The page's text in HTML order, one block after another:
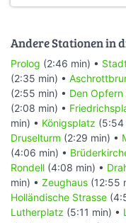
Andere Stationen in
Prolog (2:46 min) •
(2:35 min) •
(2:55 min) • Den
(2:08 min) •
min) • Königsplatz (5:54
Druselturm (2:29 min) •
(4:06 min) •
Rondell (4:08 min) •
min) • Zeughaus (12:55
Holländische Strasse
Lutherplatz (5:11 min) •